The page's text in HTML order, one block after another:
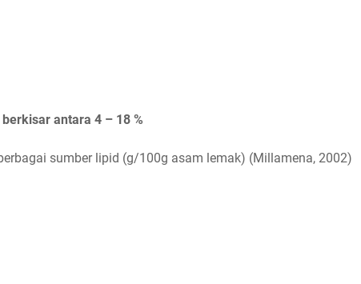
antara 4 – 18 %
sumber lipid (g/100g asam lemak) (Millamena, 2002)